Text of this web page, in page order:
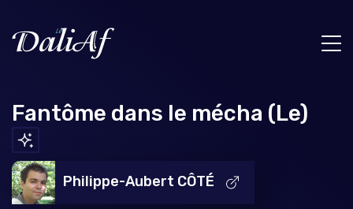
Fantôme dans le mécha (Le)
Philippe-Aubert CÔTÉ